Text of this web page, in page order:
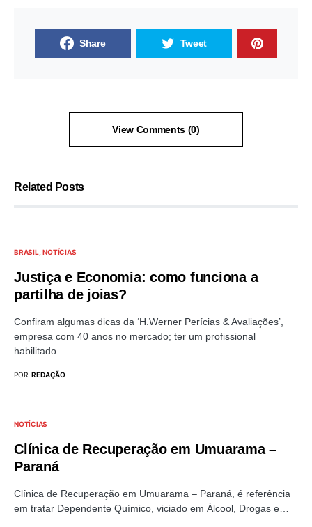
Share Tweet
View Comments (0)
Related Posts
BRASIL NOTÍCIAS
Justiça e Economia: como funciona a
partilha de joias?
Confiram algumas dicas da ‘H.Werner Perícias & Avaliações’,
empresa com 40 anos no mercado; ter um profissional
habilitado…
POR REDAÇÃO
NOTÍCIAS
Clínica de Recuperação em Umuarama –
Paraná
Clínica de Recuperação em Umuarama – Paraná, é referência
em tratar Dependente Químico, viciado em Álcool, Drogas e…